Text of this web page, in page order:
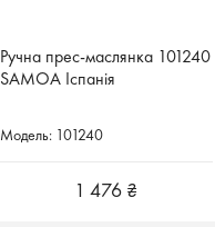
Ручна прес-маслянка 101240
SAMOA Іспанія
Модель: 101240
1 476 ₴
Ручна прес-маслянка 101240
SAMOA Іспанія
Модель: 101240
1 476 ₴